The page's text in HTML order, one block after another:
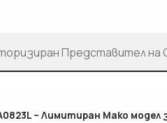
Представител на
– Лимитиран Mako